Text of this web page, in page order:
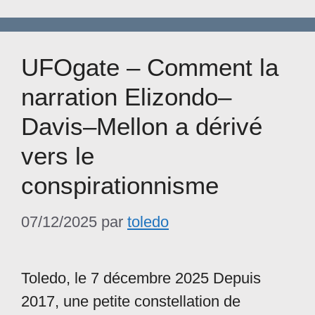
UFOgate – Comment la
narration Elizondo–
Davis–Mellon a dérivé
vers le
conspirationnisme
07/12/2025 par toledo
Toledo, le 7 décembre 2025 Depuis
2017, une petite constellation de